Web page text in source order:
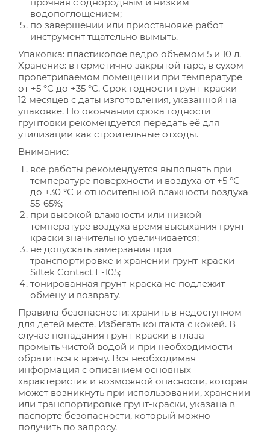
водопоглощением;
по завершении или приостановке работ
инструмент тщательно вымыть.
Упаковка: пластиковое ведро объемом 5 и 10 л.
Хранение: в герметично закрытой таре, в сухом
проветриваемом помещении при температуре
от +5 °С до +35 °С. Срок годности грунт-краски –
12 месяцев с даты изготовления, указанной на
упаковке. По окончании срока годности
грунтовки рекомендуется передать её для
утилизации как строительные отходы.
Внимание:
все работы рекомендуется выполнять при
температуре поверхности и воздуха от +5 °С
до +30 °С и относительной влажности воздуха
55-65%;
при высокой влажности или низкой
температуре воздуха время высыхания грунт-
краски значительно увеличивается;
не допускать замерзания при
транспортировке и хранении грунт-краски
Siltek Contact Е-105;
тонированная грунт-краска не подлежит
обмену и возврату.
Правила безопасности: хранить в недоступном
для детей месте. Избегать контакта с кожей. В
случае попадания грунт-краски в глаза –
промыть чистой водой и при необходимости
обратиться к врачу. Вся необходимая
информация с описанием основных
характеристик и возможной опасности, которая
может возникнуть при использовании, хранении
или транспортировке грунт-краски, указана в
паспорте безопасности, который можно
получить по запросу.